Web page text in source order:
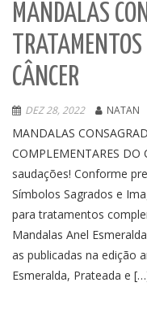
MANDALAS
CÂNCER
DEZ 28, 2022 NATAN
MANDALAS
COMPLEMENTARES
saudações! Conforme
Símbolos Sagrados e
para tratamentos
Mandalas Anel
as publicadas na edição
Esmeralda, Prateada e